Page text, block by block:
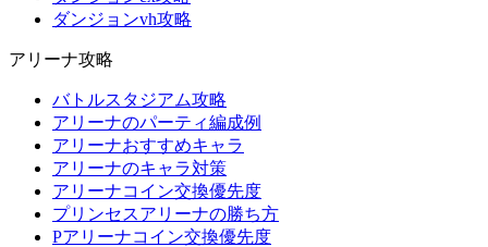
ダンジョンvh攻略
アリーナ攻略
バトルスタジアム攻略
アリーナのパーティ編成例
アリーナおすすめキャラ
アリーナのキャラ対策
アリーナコイン交換優先度
プリンセスアリーナの勝ち方
Pアリーナコイン交換優先度